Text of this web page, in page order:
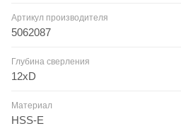
Артикул производителя
5062087
Глубина сверления
12xD
Материал
HSS-E